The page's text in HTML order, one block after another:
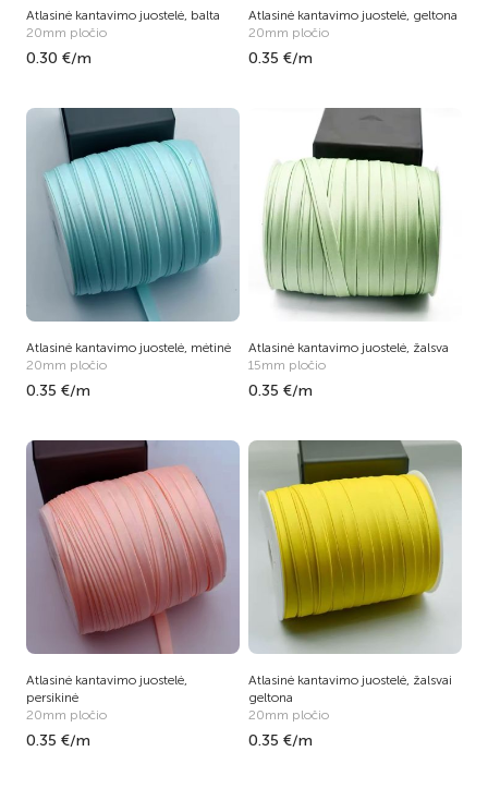
Atlasinė kantavimo juostelė, balta
20mm pločio
0.30 €/m
Atlasinė kantavimo juostelė, geltona
20mm pločio
0.35 €/m
Atlasinė kantavimo juostelė, mėtinė
20mm pločio
0.35 €/m
Atlasinė kantavimo juostelė, žalsva
15mm pločio
0.35 €/m
Atlasinė kantavimo juostelė,
persikinė
20mm pločio
0.35 €/m
Atlasinė kantavimo juostelė, žalsvai
geltona
20mm pločio
0.35 €/m